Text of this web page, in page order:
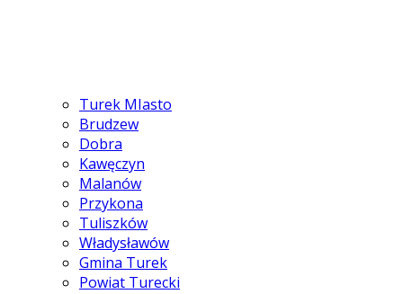
Turek MIasto
Brudzew
Dobra
Kawęczyn
Malanów
Przykona
Tuliszków
Władysławów
Gmina Turek
Powiat Turecki